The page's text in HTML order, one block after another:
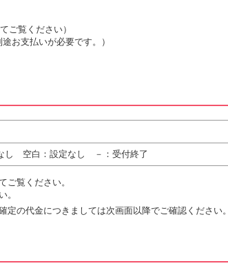
ご覧ください）
お支払いが必要です。）
空白：設定なし －：受付終了
ご覧ください。
。
の代金につきましては次画面以降でご確認ください。